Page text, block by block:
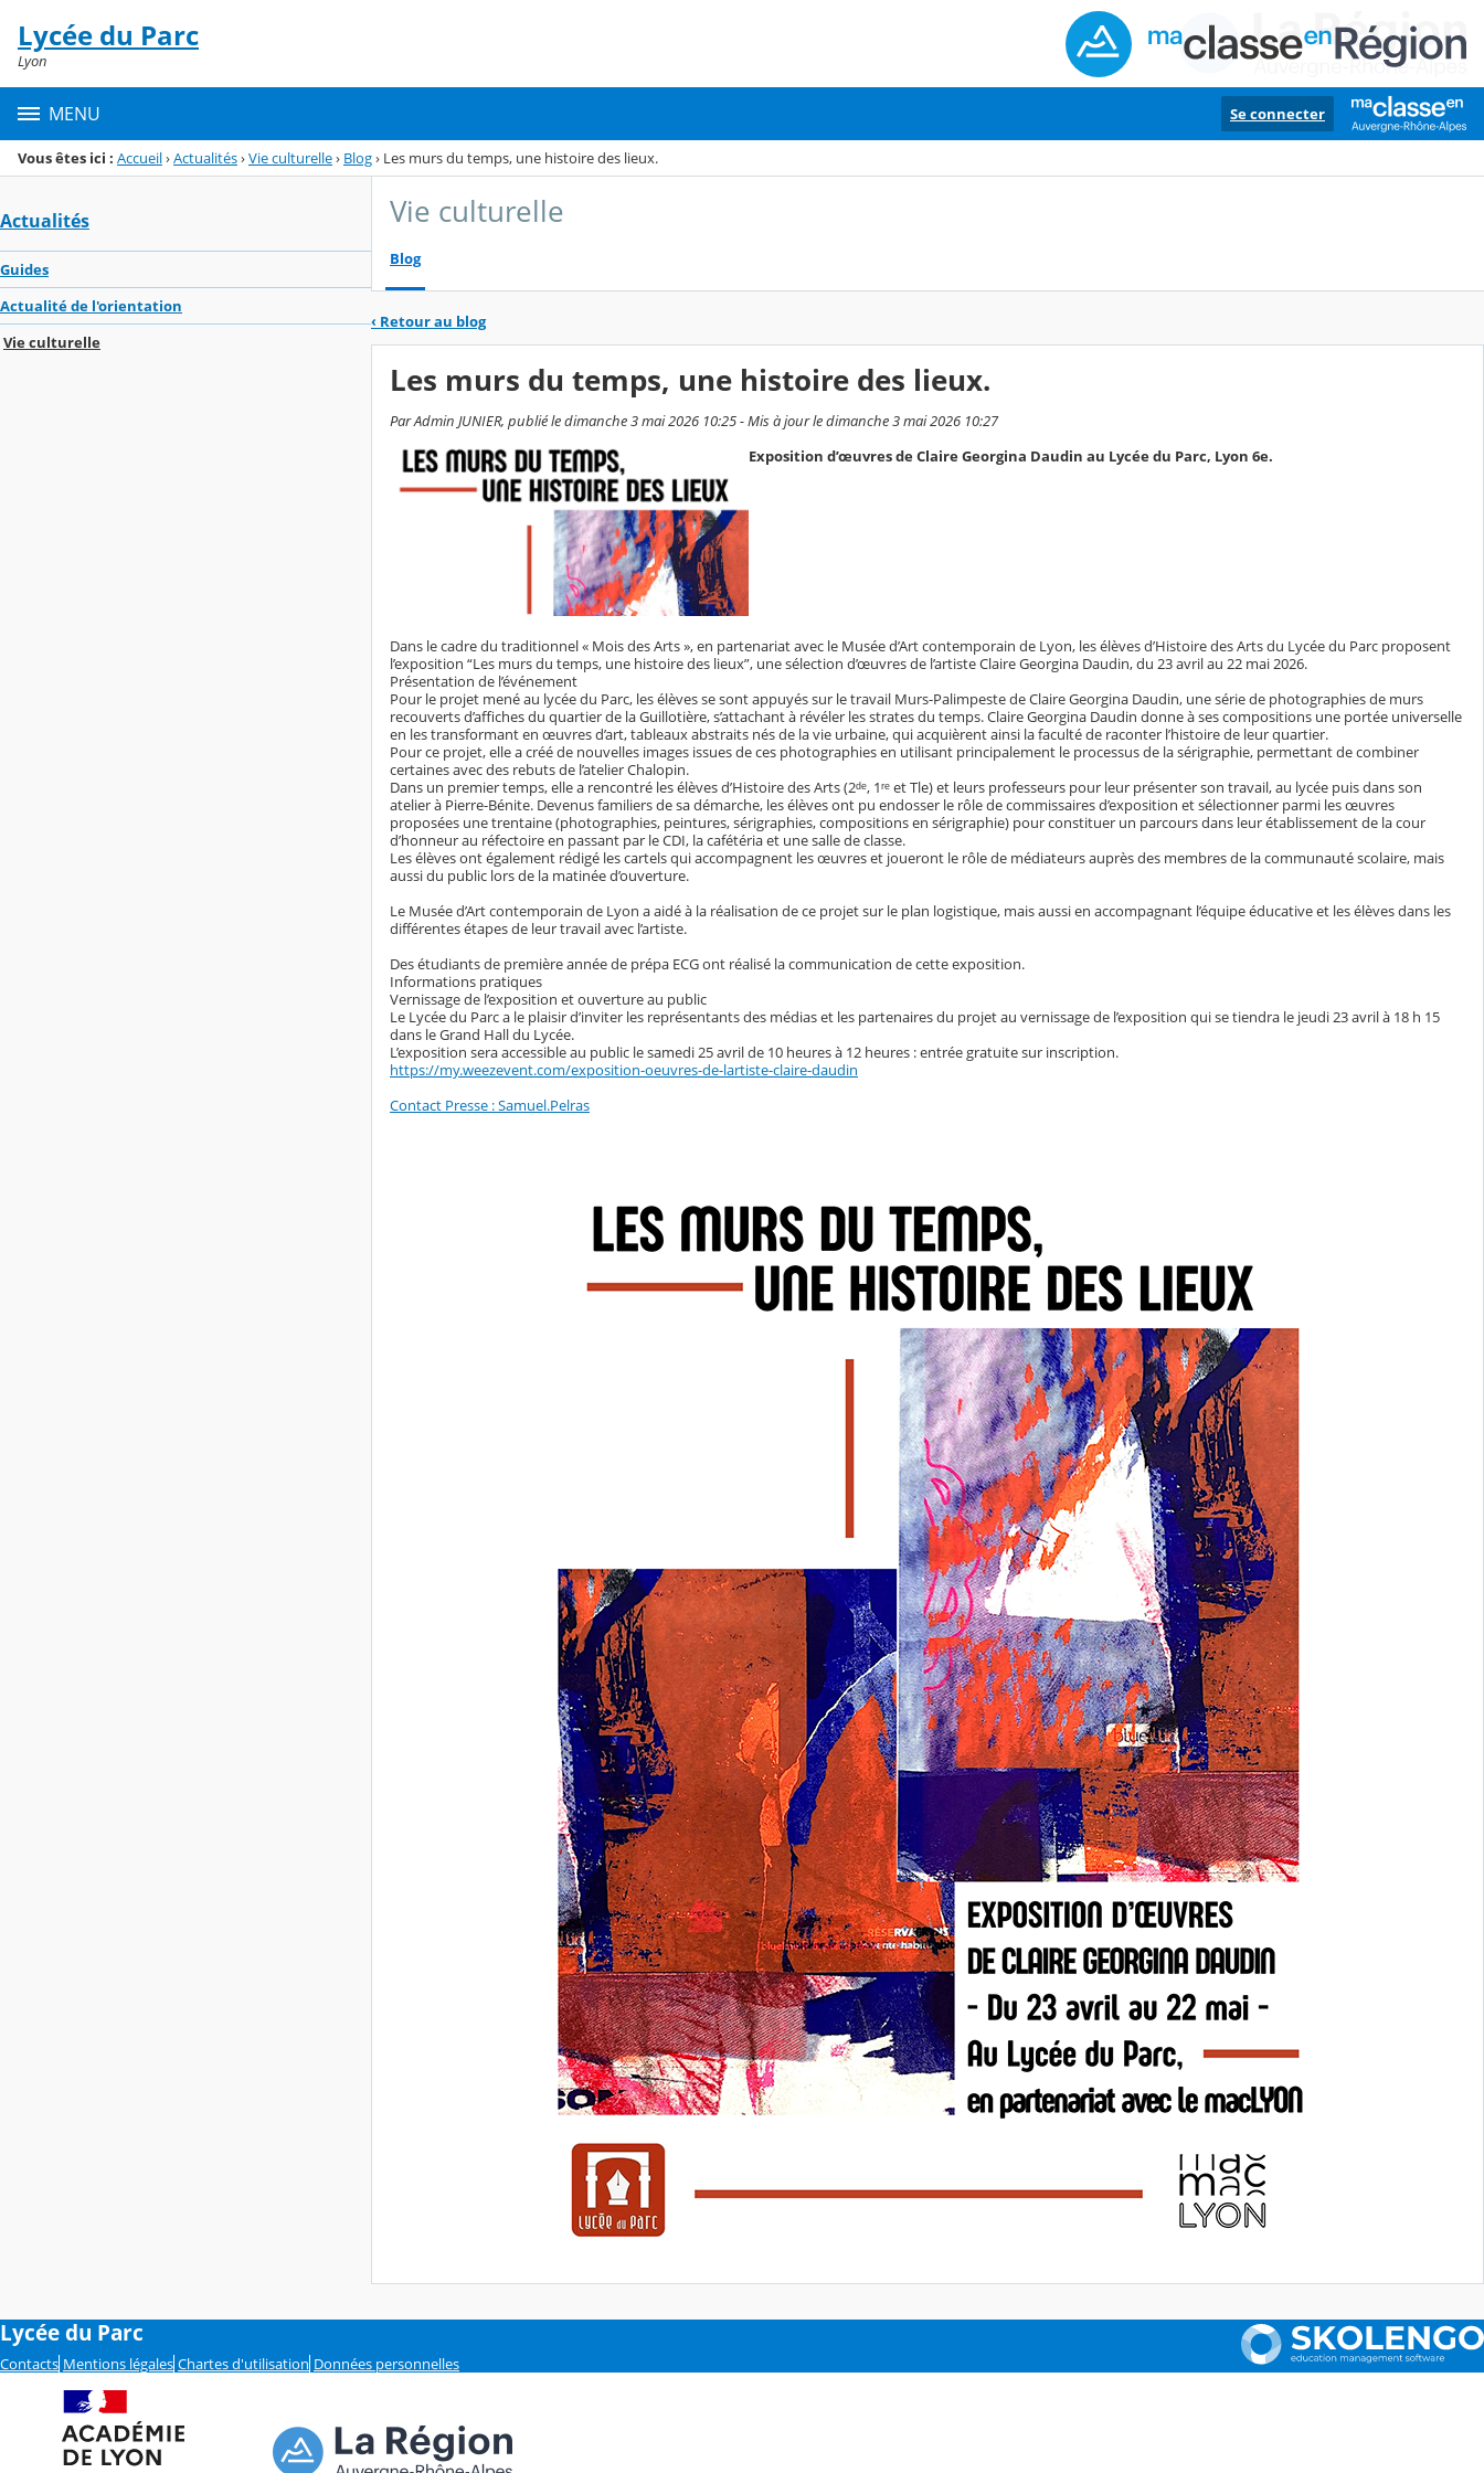
Menu de la rubrique
Contenu
Lycée du Parc
Lyon
MENU Se connecter
Vous êtes ici : Accueil›Actualités›Vie culturelle› Blog› Les murs du temps, une histoire des lieux.
Actualités
Guides
Actualité de l'orientation
Vie culturelle
Vie culturelle
Blog
‹ Retour au blog
Les murs du temps, une histoire des lieux.
Par Admin JUNIER, publié le dimanche 3 mai 2026 10:25 - Mis à jour le dimanche 3 mai 2026 10:27
Exposition d’œuvres de Claire Georgina Daudin au Lycée du Parc, Lyon 6e.
Dans le cadre du traditionnel « Mois des Arts », en partenariat avec le Musée d’Art contemporain de Lyon, les élèves d’Histoire des Arts du Lycée du Parc proposent
l’exposition “Les murs du temps, une histoire des lieux”, une sélection d’œuvres de l’artiste Claire Georgina Daudin, du 23 avril au 22 mai 2026.
Présentation de l’événement
Pour le projet mené au lycée du Parc, les élèves se sont appuyés sur le travail Murs-Palimpeste de Claire Georgina Daudin, une série de photographies de murs
recouverts d’affiches du quartier de la Guillotière, s’attachant à révéler les strates du temps. Claire Georgina Daudin donne à ses compositions une portée universelle
en les transformant en œuvres d’art, tableaux abstraits nés de la vie urbaine, qui acquièrent ainsi la faculté de raconter l’histoire de leur quartier.
Pour ce projet, elle a créé de nouvelles images issues de ces photographies en utilisant principalement le processus de la sérigraphie, permettant de combiner
certaines avec des rebuts de l’atelier Chalopin.
Dans un premier temps, elle a rencontré les élèves d’Histoire des Arts (2ᵈᵉ, 1ʳᵉ et Tle) et leurs professeurs pour leur présenter son travail, au lycée puis dans son
atelier à Pierre-Bénite. Devenus familiers de sa démarche, les élèves ont pu endosser le rôle de commissaires d’exposition et sélectionner parmi les œuvres
proposées une trentaine (photographies, peintures, sérigraphies, compositions en sérigraphie) pour constituer un parcours dans leur établissement de la cour
d’honneur au réfectoire en passant par le CDI, la cafétéria et une salle de classe.
Les élèves ont également rédigé les cartels qui accompagnent les œuvres et joueront le rôle de médiateurs auprès des membres de la communauté scolaire, mais
aussi du public lors de la matinée d’ouverture.
Le Musée d’Art contemporain de Lyon a aidé à la réalisation de ce projet sur le plan logistique, mais aussi en accompagnant l’équipe éducative et les élèves dans les
différentes étapes de leur travail avec l’artiste.
Des étudiants de première année de prépa ECG ont réalisé la communication de cette exposition.
Informations pratiques
Vernissage de l’exposition et ouverture au public
Le Lycée du Parc a le plaisir d’inviter les représentants des médias et les partenaires du projet au vernissage de l’exposition qui se tiendra le jeudi 23 avril à 18 h 15
dans le Grand Hall du Lycée.
L’exposition sera accessible au public le samedi 25 avril de 10 heures à 12 heures : entrée gratuite sur inscription.
https://my.weezevent.com/exposition-oeuvres-de-lartiste-claire-daudin
Contact Presse : Samuel.Pelras
Lycée du Parc
Contacts Mentions légales Chartes d'utilisation Données personnelles